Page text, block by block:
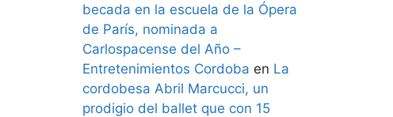
becada en la escuela de la Ópera
de París, nominada a
Carlospacense del Año –
Entretenimientos Cordoba en La
cordobesa Abril Marcucci, un
prodigio del ballet que con 15